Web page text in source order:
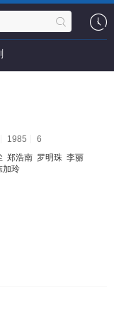
1985
6
郑浩南 罗明珠 李丽
加玲